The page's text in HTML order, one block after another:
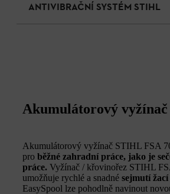
ANTIVIBRAČNÍ SYSTÉM STIHL
Akumulátorový vyžínač
Akumulátorový vyžínač STIHL FSA
pro běžné zahradní práce, jako je
práce. Vyžínač / křovinořez STIHL
umožňuje rychlé a snadné sejmutí
EasySpool lze pohodlně navinout